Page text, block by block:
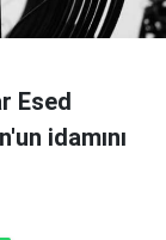
Esed
idamını